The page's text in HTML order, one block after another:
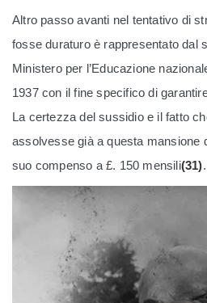
Altro passo avanti nel tentativo di
fosse duraturo è rappresentato dal
Ministero per l’Educazione
1937 con il fine specifico di
La certezza del sussidio e il fatto
assolvesse già a questa mansione
suo compenso a £. 150 mensili(31).